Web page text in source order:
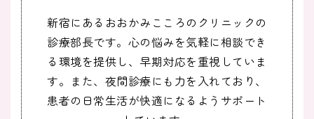
新宿にあるおおかみこころのクリニックの
診療部長です。心の悩みを気軽に相談でき
る環境を提供し、早期対応を重視していま
す。また、夜間診療にも力を入れており、
患者の日常生活が快適になるようサポート